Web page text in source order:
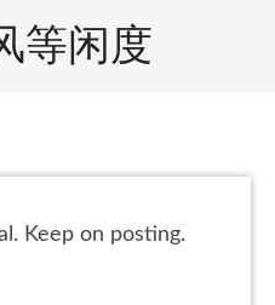
等闲度
Keep on posting.